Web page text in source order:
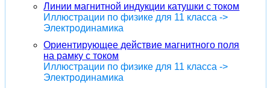
Линии магнитной индукции катушки с током
Иллюстрации по физике для 11 класса ->
Электродинамика
Ориентирующее действие магнитного поля
на рамку с током
Иллюстрации по физике для 11 класса ->
Электродинамика